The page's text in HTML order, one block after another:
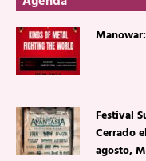
Festival
Cerrado
agosto,